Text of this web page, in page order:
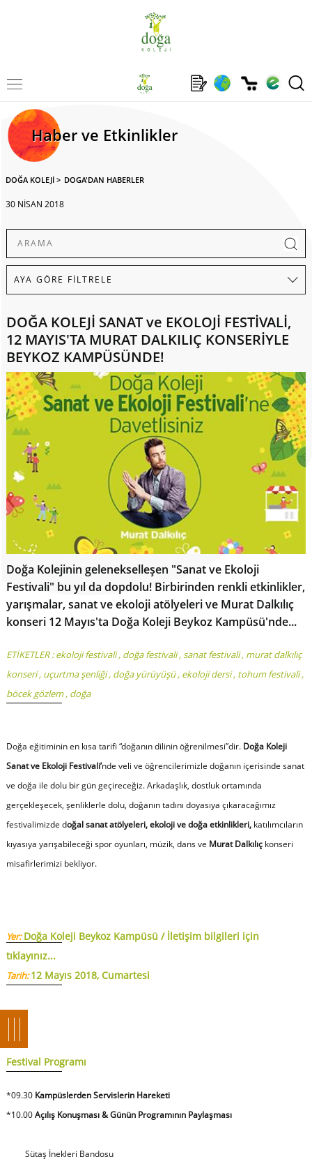
Haber ve Etkinlikler
DOĞA KOLEJİ > DOGA'DAN HABERLER
30 NİSAN 2018
DOĞA KOLEJİ SANAT ve EKOLOJİ FESTİVALİ,
12 MAYIS'TA MURAT DALKILIÇ KONSERİYLE
BEYKOZ KAMPÜSÜNDE!
Doğa Kolejinin gelenekselleşen "Sanat ve Ekoloji
Festivali" bu yıl da dopdolu! Birbirinden renkli etkinlikler,
yarışmalar, sanat ve ekoloji atölyeleri ve Murat Dalkılıç
konseri 12 Mayıs'ta Doğa Koleji Beykoz Kampüsü'nde...
ETİKETLER :ekoloji festivali, doğa festivali,sanat festivali, murat dalkılıç
konseri, uçurtma şenliği, doğa yürüyüşü, ekoloji dersi, tohum festivali,
böcek gözlem, doğa
Doğa eğitiminin en kısa tarifi “doğanın dilinin öğrenilmesi”dir. Doğa Koleji
Sanat ve Ekoloji Festivali’nde veli ve öğrencilerimizle doğanın içerisinde sanat
ve doğa ile dolu bir gün geçireceğiz. Arkadaşlık, dostluk ortamında
gerçekleşecek, şenliklerle dolu, doğanın tadını doyasıya çıkaracağımız
festivalimizde doğal sanat atölyeleri, ekoloji ve doğa etkinlikleri, katılımcıların
kıyasıya yarışabileceği spor oyunları, müzik, dans ve Murat Dalkılıç konseri
misafirlerimizi bekliyor.
Yer:Doğa Koleji Beykoz Kampüsü / İletişim bilgileri için
tıklayınız...
Tarih:12 Mayıs 2018, Cumartesi
Festival Programı
*09.30 Kampüslerden Servislerin Hareketi
*10.00Açılış Konuşması & Günün Programının Paylaşması
Sütaş İnekleri Bandosu